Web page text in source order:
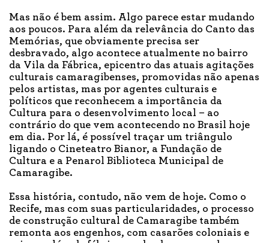
Mas não é bem assim. Algo parece estar mudando
aos poucos. Para além da relevância do Canto das
Memórias, que obviamente precisa ser
desbravado, algo acontece atualmente no bairro
da Vila da Fábrica, epicentro das atuais agitações
culturais camaragibenses, promovidas não apenas
pelos artistas, mas por agentes culturais e
políticos que reconhecem a importância da
Cultura para o desenvolvimento local – ao
contrário do que vem acontecendo no Brasil hoje
em dia. Por lá, é possível traçar um triângulo
ligando o Cineteatro Bianor, a Fundação de
Cultura e a Penarol Biblioteca Municipal de
Camaragibe.
Essa história, contudo, não vem de hoje. Como o
Recife, mas com suas particularidades, o processo
de construção cultural de Camaragibe também
remonta aos engenhos, com casarões coloniais e